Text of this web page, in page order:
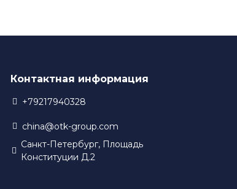
Контактная информация
+79217940328
china@otk-group.com
Санкт-Петербург, Площадь
Конституции Д.2